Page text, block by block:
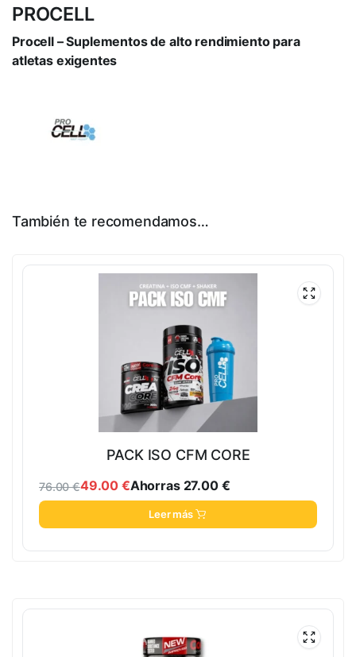
PROCELL
Procell – Suplementos de alto rendimiento para
atletas exigentes
También te recomendamos…
PACK ISO CFM CORE
76.00€49.00 €Ahorras 27.00 €
Leer más